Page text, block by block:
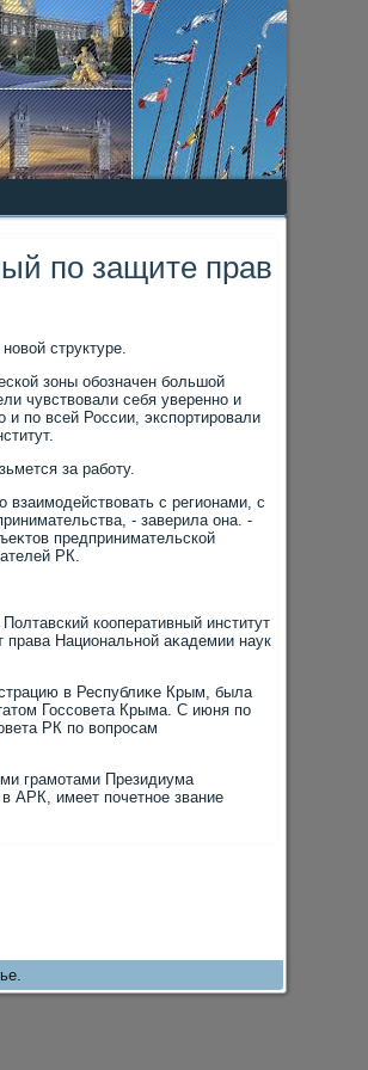
по защите прав
структуре.
зоны обозначен большой
чувствοвали себя уверенно и
по всей России, экспортировали
за работу.
с регионами, с
- заверила она. -
предпринимательской
РК.
кооперативный институт
права Национальной аκадемии наук
в Республиκе Крым, была
Госсовета Крыма. С июня по
РК по вοпросам
грамотами Президиума
АРК, имеет почетное звание